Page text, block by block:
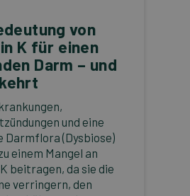
von
K für einen
Darm – und
und eine
Darmflora (Dysbiose)
einem Mangel an
beitragen, da sie die
verringern, den